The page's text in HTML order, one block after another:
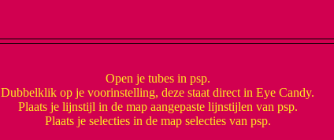
Open je tubes in psp.
Dubbelklik op je voorinstelling, deze staat direct in Eye Candy.
Plaats je lijnstijl in de map aangepaste lijnstijlen van psp.
Plaats je selecties in de map selecties van psp.